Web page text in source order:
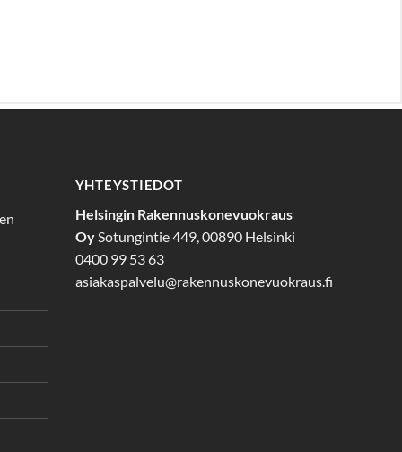
YHTEYSTIEDOT
Helsingin Rakennuskonevuokraus
Oy Sotungintie 449, 00890 Helsinki
0400 99 53 63
asiakaspalvelu@rakennuskonevuokraus.fi